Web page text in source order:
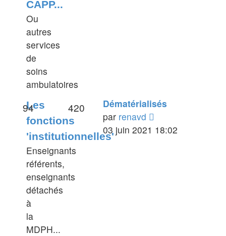
CAPP...
Ou
autres
services
de
soins
ambulatoires
Les
fonctions
'institutionnelles'
Enseignants
référents,
enseignants
détachés
à
la
MDPH...
94 420
Dématérialisés
par renavd
le
03 juin 2021 18:02